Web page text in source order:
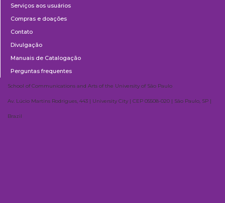
Serviços aos usuários
Compras e doações
Contato
Divulgação
Manuais de Catalogação
Perguntas frequentes
School of Communications and Arts of the University of São Paulo
Av. Lúcio Martins Rodrigues, 443 | University City | CEP 05508-020 | São Paulo, SP |
Brazil